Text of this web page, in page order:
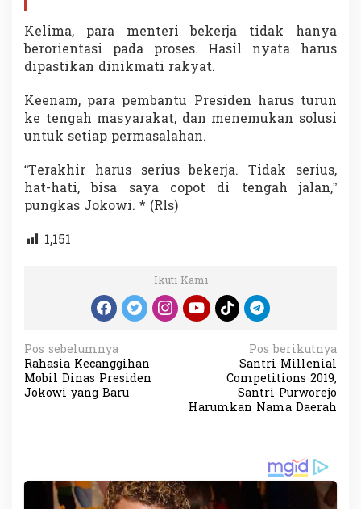
Kelima, para menteri bekerja tidak hanya
berorientasi pada proses. Hasil nyata harus
dipastikan dinikmati rakyat.
Keenam, para pembantu Presiden harus turun
ke tengah masyarakat, dan menemukan solusi
untuk setiap permasalahan.
“Terakhir harus serius bekerja. Tidak serius,
hat-hati, bisa saya copot di tengah jalan,”
pungkas Jokowi. * (Rls)
1,151
Ikuti Kami
N
a
v
s
Pos sebelumnya
Rahasia Kecanggihan
Mobil Dinas Presiden
Jokowi yang Baru
Pos berikutnya
Santri Millenial
Competitions 2019,
Santri Purworejo
Harumkan Nama Daerah